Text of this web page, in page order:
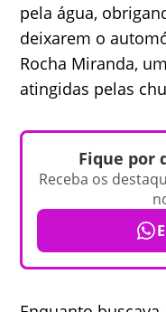
pela água,
deixarem o
Rocha Miranda,
atingidas pelas
Fique por
Receba os